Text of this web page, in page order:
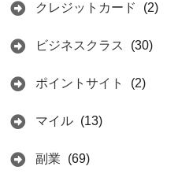
クレジットカード (2)
ビジネスクラス (30)
ポイントサイト (2)
マイル (13)
副業 (69)